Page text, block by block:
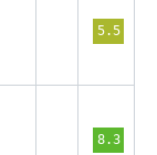
5.5
8.3